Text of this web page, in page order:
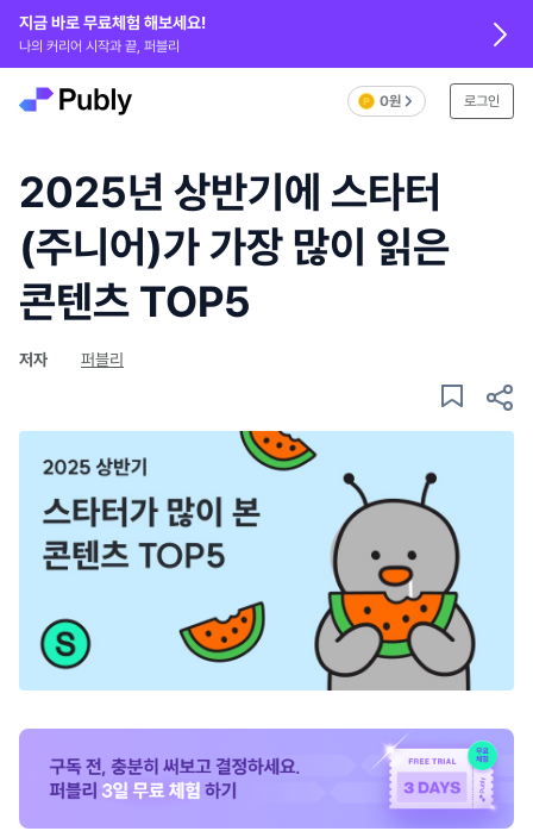
지금 바로 무료체험 해보세요!
나의 커리어 시작과 끝, 퍼블리
0원 로그인
2025년 상반기에 스타터
(주니어)가 가장 많이 읽은
콘텐츠 TOP5
저자 퍼블리